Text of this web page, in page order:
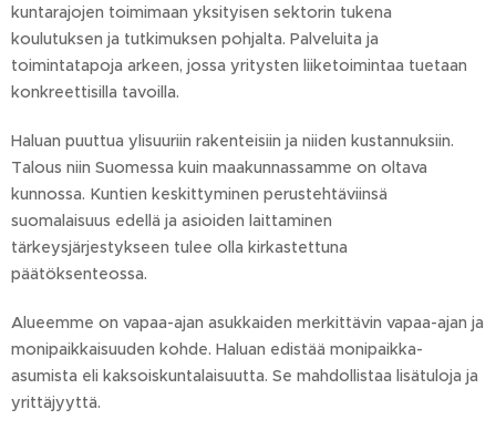
kuntarajojen toimimaan yksityisen sektorin tukena
koulutuksen ja tutkimuksen pohjalta. Palveluita ja
toimintatapoja arkeen, jossa yritysten liiketoimintaa tuetaan
konkreettisilla tavoilla.
Haluan puuttua ylisuuriin rakenteisiin ja niiden kustannuksiin.
Talous niin Suomessa kuin maakunnassamme on oltava
kunnossa. Kuntien keskittyminen perustehtäviinsä
suomalaisuus edellä ja asioiden laittaminen
tärkeysjärjestykseen tulee olla kirkastettuna
päätöksenteossa.
Alueemme on vapaa-ajan asukkaiden merkittävin vapaa-ajan ja
monipaikkaisuuden kohde. Haluan edistää monipaikka-
asumista eli kaksoiskuntalaisuutta. Se mahdollistaa lisätuloja ja
yrittäjyyttä.